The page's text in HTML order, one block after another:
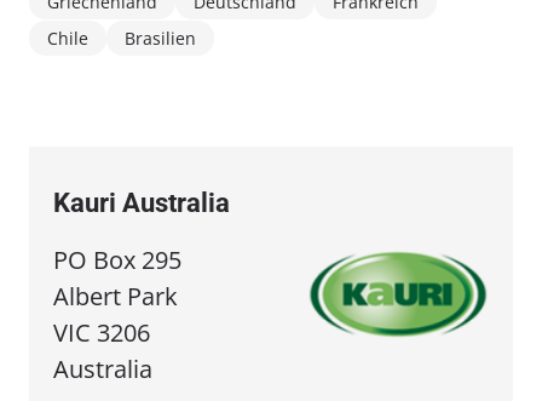
Chile
Brasilien
Kauri Australia
PO Box 295
Albert Park
VIC 3206
Australia